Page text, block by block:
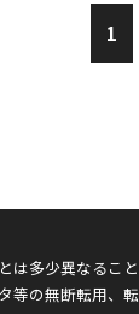
1
多少異なるこ
の無断転用、転